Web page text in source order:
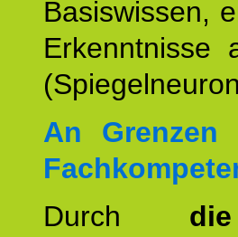
Basiswissen,
Erkenntnisse
An Grenzen
Durch